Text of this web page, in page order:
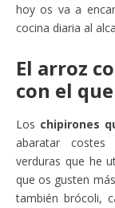
hoy os va a
cocina diaria al
El arroz
con el
Los chipirones
abaratar costes
verduras que he
que os gusten
también brócoli,